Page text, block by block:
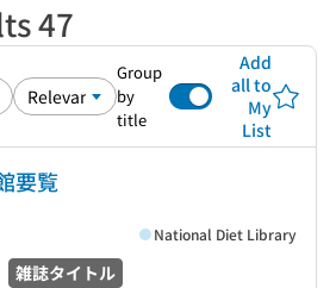
47
Group
by
title
Add
all to
My
List
要覧
雑誌タイトル
National Diet Library